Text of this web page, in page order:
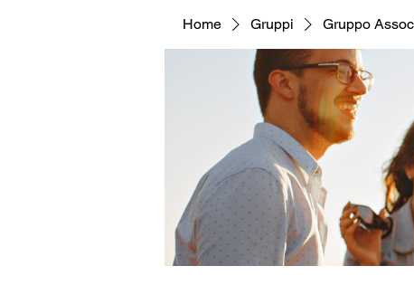
Home Gruppi Gruppo